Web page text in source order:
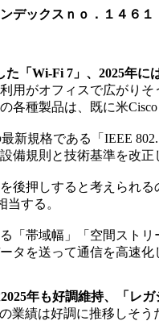
デックスｎｏ． １４６１
た「Wi-Fi 7」、2025年
用がオフィスで広がりそ
各種製品は、既に米
新規格である「IEEE
備規則と技術基準を改
押しすると考えられる
当する。
「帯域幅」「空間スト
タを送って通信を高速
年も好調維持、「レ
業績は好調に推移しそ